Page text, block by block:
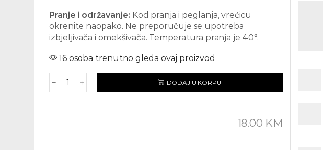
Pranje i održavanje: Kod pranja i peglanja, vrećicu
okrenite naopako. Ne preporučuje se upotreba
izbjeljivača i omekšivača. Temperatura pranja je 40°.
16 osoba trenutno gleda ovaj proizvod
AC/DC
DODAJ U KORPU
18.00 KM